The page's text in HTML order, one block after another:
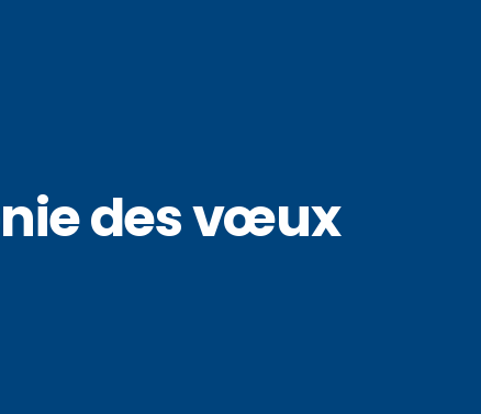
des vœux